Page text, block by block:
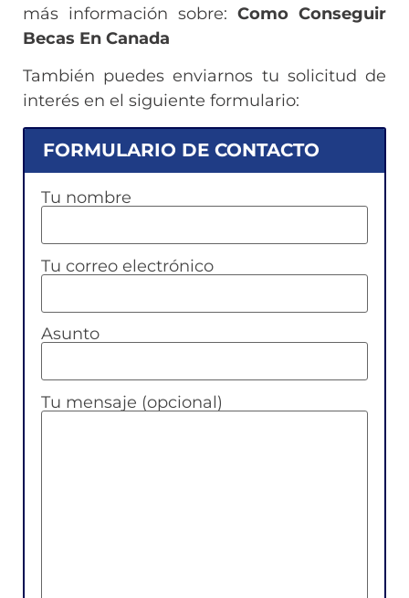
más información sobre: Como Conseguir
Becas En Canada
También puedes enviarnos tu solicitud de
interés en el siguiente formulario:
FORMULARIO DE CONTACTO
Tu nombre
Tu correo electrónico
Asunto
Tu mensaje (opcional)